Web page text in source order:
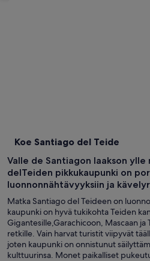
Koe Santiago del Teide
Valle de Santiagon laakson ylle
delTeiden pikkukaupunki on
luonnonnähtävyyksiin ja
Matka Santiago del Teideen on
kaupunki on hyvä tukikohta Teiden
Gigantesille,Garachicoon, Mascaan
retkille. Vain harvat turistit viipyvät
joten kaupunki on onnistunut
kulttuurinsa. Monet paikalliset